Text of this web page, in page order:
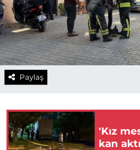
Paylaş
'Kız
kan aktı